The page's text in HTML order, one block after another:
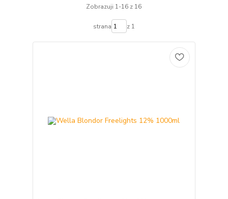
Zobrazuji 1-16 z 16
strana z 1